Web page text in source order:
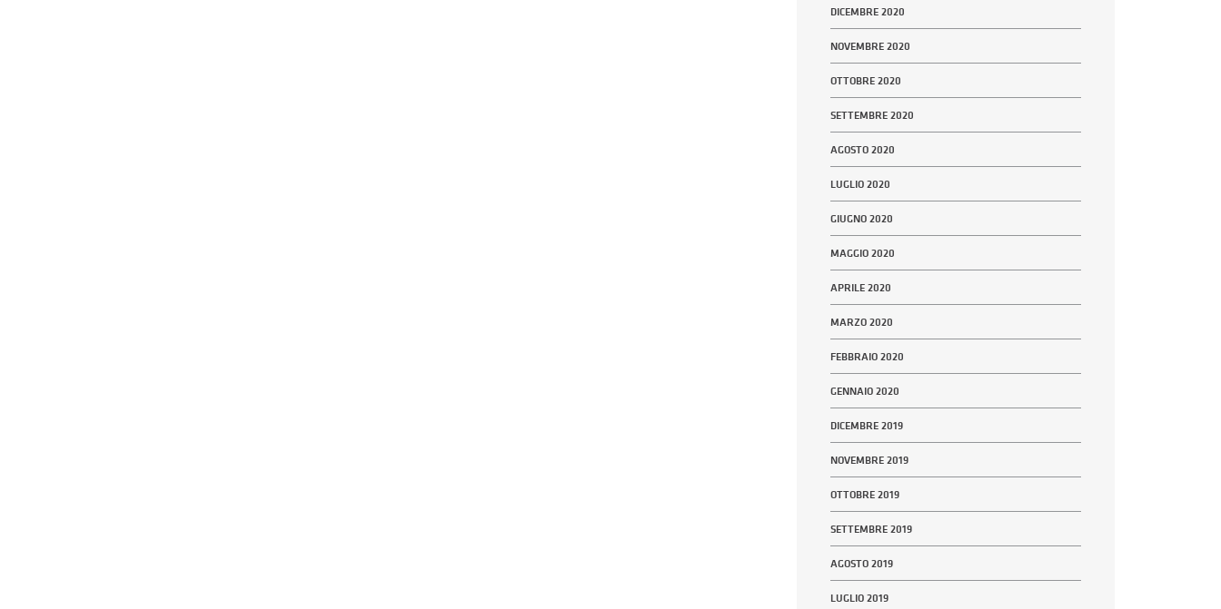
DICEMBRE 2020
NOVEMBRE 2020
OTTOBRE 2020
SETTEMBRE 2020
AGOSTO 2020
LUGLIO 2020
GIUGNO 2020
MAGGIO 2020
APRILE 2020
MARZO 2020
FEBBRAIO 2020
GENNAIO 2020
DICEMBRE 2019
NOVEMBRE 2019
OTTOBRE 2019
SETTEMBRE 2019
AGOSTO 2019
LUGLIO 2019